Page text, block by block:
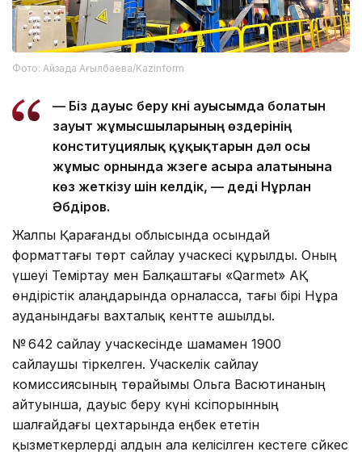
Фото: Айзада Ағылбаева/Kazinform
— Біз дауыс беру күні ауысымда болатын
зауыт жұмысшыларының өздерінің
конституциялық құқықтарын дәл осы
жұмыс орнында жүзеге асыра алатынына
көз жеткізу үшін келдік, — деді Нұрлан
Әбдіров.
Жалпы Қарағанды облысында осындай
форматтағы төрт сайлау учаскесі құрылды. Оның
үшеуі Теміртау мен Балқаштағы «Qarmet» АҚ
өндірістік алаңдарында орналасса, тағы бірі Нұра
ауданындағы вахталық кентте ашылды.
№ 642 сайлау учаскесінде шамамен 1900
сайлаушы тіркелген. Учаскелік сайлау
комиссиясының төрайымы Ольга Васютинаның
айтуынша, дауыс беру күні кәсіпорынның
шалғайдағы цехтарында еңбек ететін
қызметкерлерді алдын ала келісілген кестеге сәйкес